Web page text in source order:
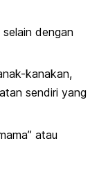
dengan
kanakan,
sendiri yang
atau